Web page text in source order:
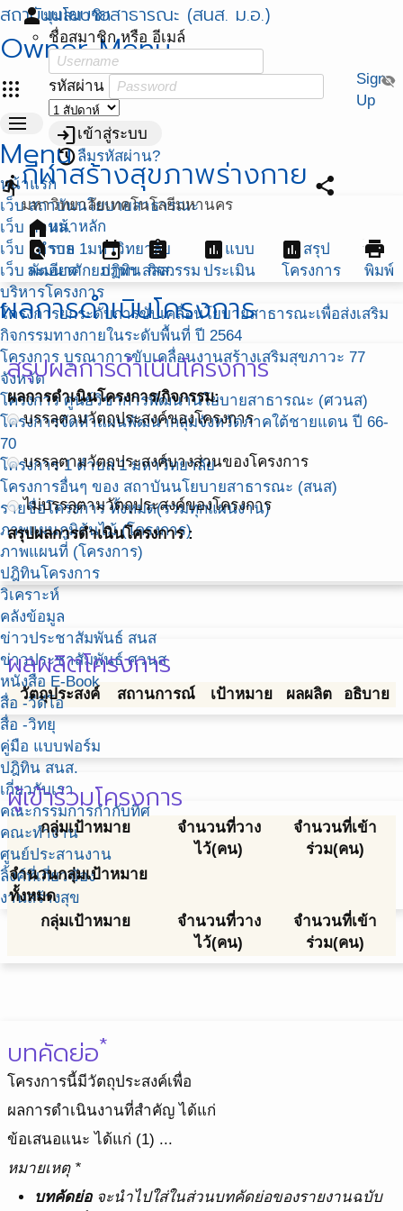
สถาบันนโยบายสาธารณะ (สนส. ม.อ.)
Owner Menu
apps
personมุมสมาชิก
ชื่อสมาชิก หรือ อีเมล์
รหัสผ่าน visibility_off
loginเข้าสู่ระบบ
restoreลืมรหัสผ่าน?
Sign
Up
menu
Menu
หน้าแรก
เว็บ สถาบันนโยบายสาธารณะ
เว็บ ศวนส.
เว็บ 1ตำบล 1มหาวิทยาลัย
เว็บ พัฒนาศักยภาพฯ สสส.
บริหารโครงการ
โครงการยกระดับการขับเคลื่อนโยบายสาธารณะเพื่อส่งเสริม
กิจกรรมทางกายในระดับพื้นที่ ปี 2564
โครงการ บูรณาการขับเคลื่อนงานสร้างเสริมสุขภาวะ 77
จังหวัด
โครงการ ศูนย์วิชาการพัฒนานโยบายสาธารณะ (ศวนส)
โครงการจัดทำแผนพัฒนากลุ่มจังหวัดภาคใต้ชายแดน ปี 66-
70
โครงการ 1 ตำบล 1 มหาวิทยาลัย
โครงการอื่นๆ ของ สถาบันนโยบายสาธารณะ (สนส)
รายชื่อโครงการ ทั้งหมด(รวมทุกแผนงาน)
ภาพแผนภูมิต้นไม้ (โครงการ)
ภาพแผนที่ (โครงการ)
ปฎิทินโครงการ
วิเคราะห์
คลังข้อมูล
ข่าวประชาสัมพันธ์ สนส
ข่าวประชาสัมพันธ์ ศวนส
หนังสือ E-Book
สื่อ -วีดีโอ
สื่อ -วิทยุ
คู่มือ แบบฟอร์ม
ปฎิทิน สนส.
เกี่ยวกับเรา
คณะกรรมการกำกับทิศ
คณะทำงาน
ศูนย์ประสานงาน
ลิ้งค์ที่เกี่ยวข้อง
งานสร้างสุข
directions_runกีฬาสร้างสุขภาพร่างกาย
มหาวิทยาลัยเทคโนโลยีมหานคร
share
homeหน้าหลัก
find_in_pageราย
ละเอียด
event
ปฏิทิน
assignment
กิจกรรม
assessment แบบ
ประเมิน
assessment สรุป
โครงการ
print
พิมพ์
ผลการดำเนินโครงการ
สรุปผลการดำเนินโครงการ
ผลการดำเนินโครงการ/กิจกรรม:
บรรลุตามวัตถุประสงค์ของโครงการ
บรรลุตามวัตถุประสงค์บางส่วนของโครงการ
ไม่บรรลุตามวัตถุประสงค์ของโครงการ
สรุปผลการดำเนินโครงการ :
ผลผลิตโครงการ
วัตถุประสงค์ สถานการณ์ เป้าหมาย ผลผลิต อธิบาย
ผู้เข้าร่วมโครงการ
กลุ่มเป้าหมาย
จำนวนที่วาง
ไว้(คน)
จำนวนที่เข้า
ร่วม(คน)
จำนวนกลุ่มเป้าหมาย
ทั้งหมด
กลุ่มเป้าหมาย
จำนวนที่วาง
ไว้(คน)
จำนวนที่เข้า
ร่วม(คน)
บทคัดย่อ*
โครงการนี้มีวัตถุประสงค์เพื่อ
ผลการดำเนินงานที่สำคัญ ได้แก่
ข้อเสนอแนะ ได้แก่ (1) ...
หมายเหตุ *
บทคัดย่อจะนำไปใส่ในส่วนบทคัดย่อของรายงานฉบับ